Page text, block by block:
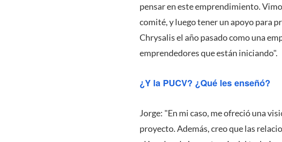
pensar en este emprendimiento.
comité, y luego tener un apoyo para
Chrysalis el año pasado como una
emprendedores que están iniciando".
¿Y la PUCV? ¿Qué les enseñó?
Jorge: "En mi caso, me ofreció una
proyecto. Además, creo que las